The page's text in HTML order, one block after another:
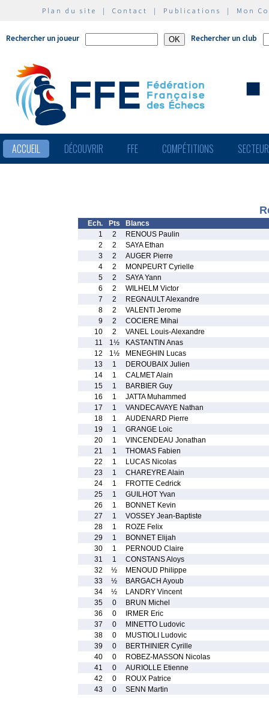
Plan du site | Contact | Publications | Mon
Rechercher un joueur Rechercher un club
ACCUEIL DÉCOUVRIR FFE COMPÉTITIONS
Ech. Pts
Blancs
1
2
RENOUS Paulin
2
2
SAYA Ethan
3
2
AUGER Pierre
4
2
MONPEURT Cyrielle
5
2
SAYA Yann
6
2
WILHELM Victor
7
2
REGNAULT Alexandre
8
2
VALENTI Jerome
9
2
COCIERE Mihai
10
2
VANEL Louis-Alexandre
11
1½
KASTANTIN Anas
12
1½
MENEGHIN Lucas
13
1
DEROUBAIX Julien
14
1
CALMET Alain
15
1
BARBIER Guy
16
1
JATTA Muhammed
17
1
VANDECAVAYE Nathan
18
1
AUDENARD Pierre
19
1
GRANGE Loic
20
1
VINCENDEAU Jonathan
21
1
THOMAS Fabien
22
1
LUCAS Nicolas
23
1
CHAREYRE Alain
24
1
FROTTE Cedrick
25
1
GUILHOT Yvan
26
1
BONNET Kevin
27
1
VOSSEY Jean-Baptiste
28
1
ROZE Felix
29
1
BONNET Elijah
30
1
PERNOUD Claire
31
1
CONSTANS Aloys
32
½
MENOUD Philippe
33
½
BARGACH Ayoub
34
½
LANDRY Vincent
35
0
BRUN Michel
36
0
IRMER Eric
37
0
MINETTO Ludovic
38
0
MUSTIOLI Ludovic
39
0
BERTHINIER Cyrille
40
0
ROBEZ-MASSON Nicolas
41
0
AURIOLLE Etienne
42
0
ROUX Patrice
43
0 SENN Martin